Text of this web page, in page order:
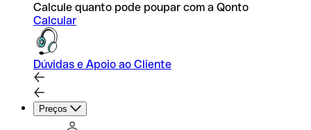
Calcule quanto pode poupar com a Qonto
Calcular
Dúvidas e Apoio ao Cliente
Preços